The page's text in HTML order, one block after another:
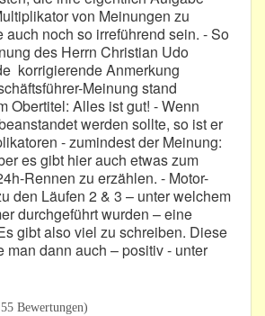
von Meinungen zu
auch noch so irreführend sein. - So
des Herrn Christian Udo
korrigierende Anmerkung
Meinung stand
Obertitel: Alles ist gut! - Wenn
werden sollte, so ist er
- zumindest der Meinung:
es gibt hier auch etwas zum
Rennen zu erzählen. - Motor-
den Läufen 2 & 3 – unter welchem
durchgeführt wurden – eine
gibt also viel zu schreiben. Diese
man dann auch – positiv - unter
55 Bewertungen)